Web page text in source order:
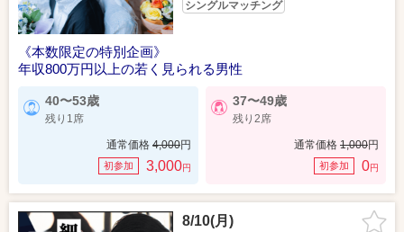
シングルマッチング
《本数限定の特別企画》
年収800万円以上の若く見られる男性
40〜53歳
残り1席
通常価格 4,000円
初参加 3,000円
37〜49歳
残り2席
通常価格 1,000円
初参加 0円
8/10(月)